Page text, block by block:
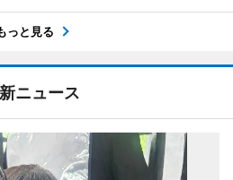
っと見る
ニュース